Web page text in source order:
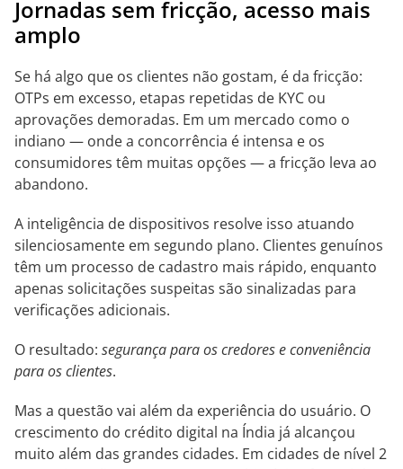
Jornadas sem fricção, acesso mais
amplo
Se há algo que os clientes não gostam, é da fricção:
OTPs em excesso, etapas repetidas de KYC ou
aprovações demoradas. Em um mercado como o
indiano — onde a concorrência é intensa e os
consumidores têm muitas opções — a fricção leva ao
abandono.
A inteligência de dispositivos resolve isso atuando
silenciosamente em segundo plano. Clientes genuínos
têm um processo de cadastro mais rápido, enquanto
apenas solicitações suspeitas são sinalizadas para
verificações adicionais.
O resultado: segurança para os credores e conveniência
para os clientes.
Mas a questão vai além da experiência do usuário. O
crescimento do crédito digital na Índia já alcançou
muito além das grandes cidades. Em cidades de nível 2